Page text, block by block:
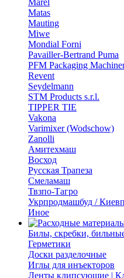
Marel
Matas
Mauting
Miwe
Mondial Forni
Pavailler-Bertrand Puma
PFM Packaging
Revent
Seydelmann
STM Products s.r.l.
TIPPER TIE
Vakona
Varimixer (Wodschow)
Zanolli
Амитехмаш
Восход
Русская Трапеза
Смеламаш
Твзпо-Тагро
Укрпродмашбуд /
Иное
Билы, скребки,
Герметики
Доски разделочные
Иглы для инъекторов
Ленты клипсующие |